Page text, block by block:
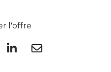
l'offre